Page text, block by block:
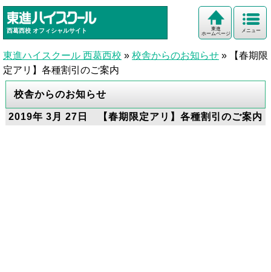
西葛西校 オフィシャルサイト メニュー
東進
ホームページ
東進ハイスクール 西葛西校 » 校舎からのお知らせ »
【春期限
定アリ】各種割引のご案内
校舎からのお知らせ
2019年 3月 27日 【春期限定アリ】各種割引のご案内